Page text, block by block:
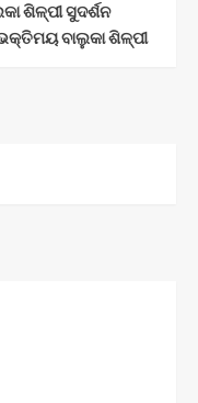
ଶିଳ୍ପୀ ସୁଦର୍ଶନ
ବାଲୁକା ଶିଳ୍ପୀ